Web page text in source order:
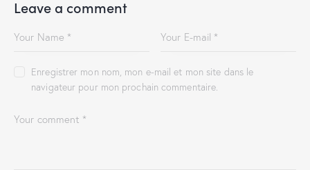
Leave a comment
Enregistrer mon nom, mon e-mail et mon site dans le
navigateur pour mon prochain commentaire.